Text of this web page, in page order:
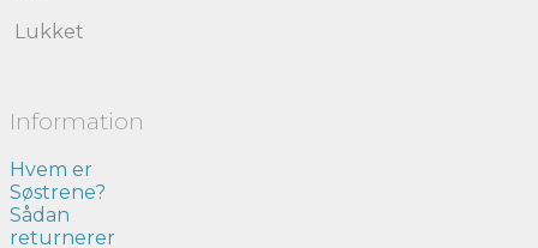
Lukket
Information
Hvem er
Søstrene?
Sådan
returnerer